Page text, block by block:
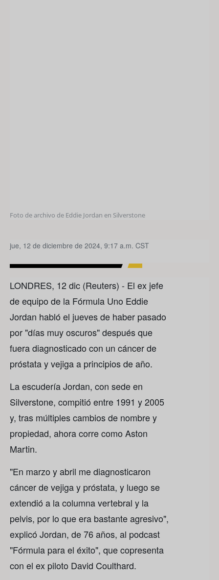
Foto de archivo de Eddie Jordan en Silverstone
jue, 12 de diciembre de 2024, 9:17 a.m. CST
LONDRES, 12 dic (Reuters) - El ex jefe
de equipo de la Fórmula Uno Eddie
Jordan habló el jueves de haber pasado
por "días muy oscuros" después que
fuera diagnosticado con un cáncer de
próstata y vejiga a principios de año.
La escudería Jordan, con sede en
Silverstone, compitió entre 1991 y 2005
y, tras múltiples cambios de nombre y
propiedad, ahora corre como Aston
Martin.
"En marzo y abril me diagnosticaron
cáncer de vejiga y próstata, y luego se
extendió a la columna vertebral y la
pelvis, por lo que era bastante agresivo",
explicó Jordan, de 76 años, al podcast
"Fórmula para el éxito", que copresenta
con el ex piloto David Coulthard.